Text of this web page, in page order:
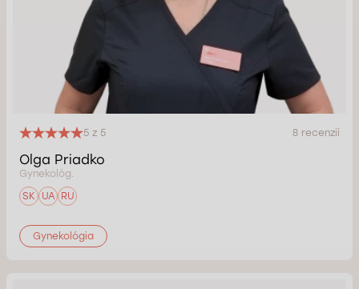
5 z 5 8 recenzií
Olga Priadko
Gynekológ.
SK
UA RU
Gynekológia